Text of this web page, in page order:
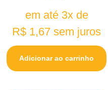
em até 3x de
R$ 1,67 sem juros
Adicionar ao carrinho